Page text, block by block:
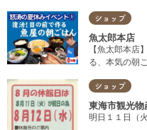
ショップ
魚太郎本店
【魚太郎本
る、本気の朝
ショップ
東海市観光物
明日１１日（